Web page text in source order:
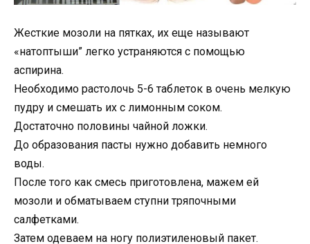
Жесткие мозоли на пятках, их еще называют
«натоптыши” легко устраняются с помощью
аспирина.
Необходимо растолочь 5-6 таблеток в очень мелкую
пудру и смешать их с лимонным соком.
Достаточно половины чайной ложки.
До образования пасты нужно добавить немного
воды.
После того как смесь приготовлена, мажем ей
мозоли и обматываем ступни тряпочными
салфетками.
Затем одеваем на ногу полиэтиленовый пакет.